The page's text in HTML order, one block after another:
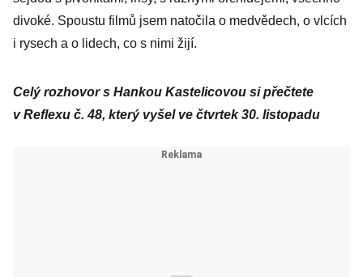
divoké. Spoustu filmů jsem natočila o medvědech, o vlcích
i rysech a o lidech, co s nimi žijí.
Celý rozhovor s Hankou Kastelicovou si přečtete
v Reflexu č. 48, který vyšel ve čtvrtek 30. listopadu